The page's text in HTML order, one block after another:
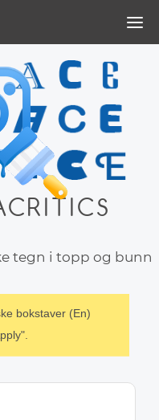
tegn i topp og bunn
bokstaver (En)